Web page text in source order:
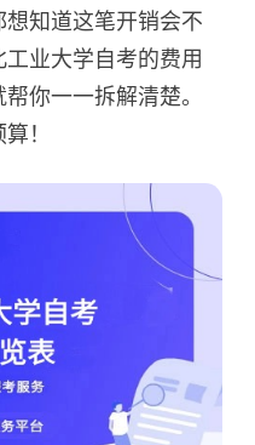
知道这笔开销会不
业大学自考的费用
你一一拆解清楚。
！